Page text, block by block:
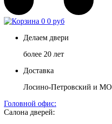
0 0 руб
Делаем двери
более 20 лет
Доставка
Лосино-Петровский и МО
Головной офис:
Салона дверей: